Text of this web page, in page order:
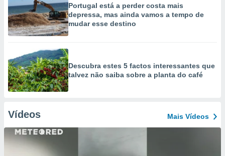
Portugal está a perder costa mais
depressa, mas ainda vamos a tempo de
mudar esse destino
Descubra estes 5 factos interessantes que
talvez não saiba sobre a planta do café
Vídeos Mais Vídeos